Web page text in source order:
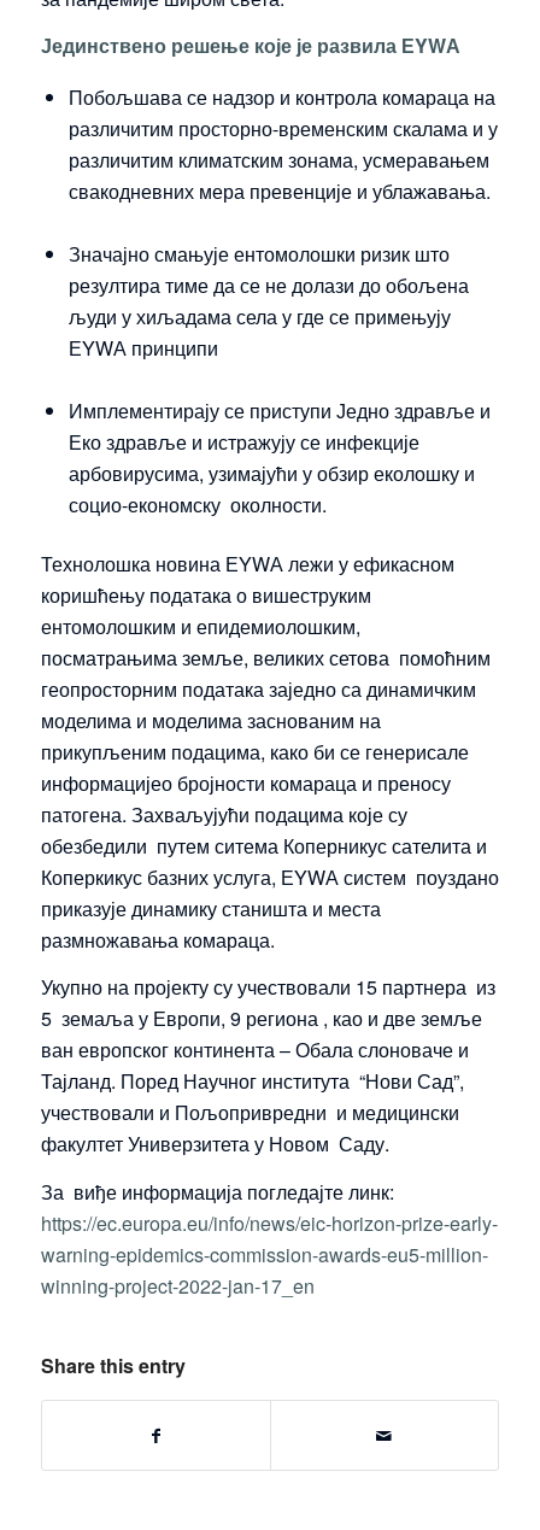
Јединствено решење које је развила ЕYWА
Побољшава се надзор и контрола комараца на
различитим просторно-временским скалама и у
различитим климатским зонама, усмеравањем
свакодневних мера превенције и ублажавања.
Значајно смањује ентомолошки ризик што
резултира тиме да се не долази до обољена
људи у хиљадама села у где се примењују
ЕYWА принципи
Имплементирају се приступи Једно здравље и
Еко здравље и истражују се инфекције
арбовирусима, узимајући у обзир еколошку и
социо-економску околности.
Технолошка новина ЕYWА лежи у ефикасном
коришћењу података о вишеструким
ентомолошким и епидемиолошким,
посматрањима земље, великих сетова помоћним
геопросторним података заједно са динамичким
моделима и моделима заснованим на
прикупљеним подацима, како би се генерисале
информацијео бројности комараца и преносу
патогена. Захваљујући подацима које су
обезбедили путем ситема Коперникус сателита и
Коперкикус базних услуга, ЕYWА систем поуздано
приказује динамику станишта и места
размножавања комараца.
Укупно на пројекту су учествовали 15 партнера из
5 земаља у Европи, 9 региона , као и две земље
ван европског континента – Обала слоноваче и
Тајланд. Поред Научног института “Нови Сад”,
учествовали и Пољопривредни и медицински
факултет Универзитета у Новом Саду.
За виђе информација погледајте линк:
https://ec.europa.eu/info/news/eic-horizon-prize-early-
warning-epidemics-commission-awards-eu5-million-
winning-project-2022-jan-17_en
Share this entry